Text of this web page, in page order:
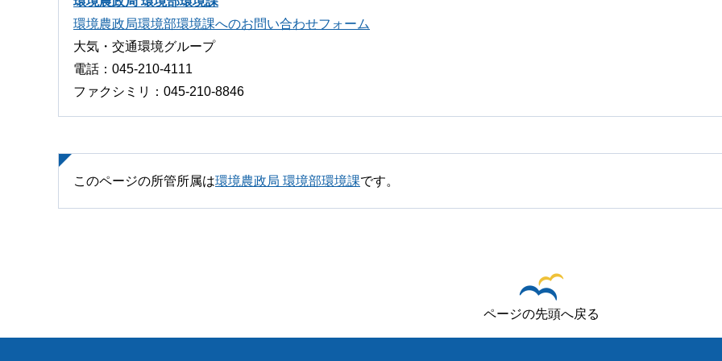
環境農政局環境部環境課へのお問い合わせフォーム
大気・交通環境グループ
電話：045-210-4111
ファクシミリ：045-210-8846
このページの所管所属は環境農政局 環境部環境課です。
ページの先頭へ戻る